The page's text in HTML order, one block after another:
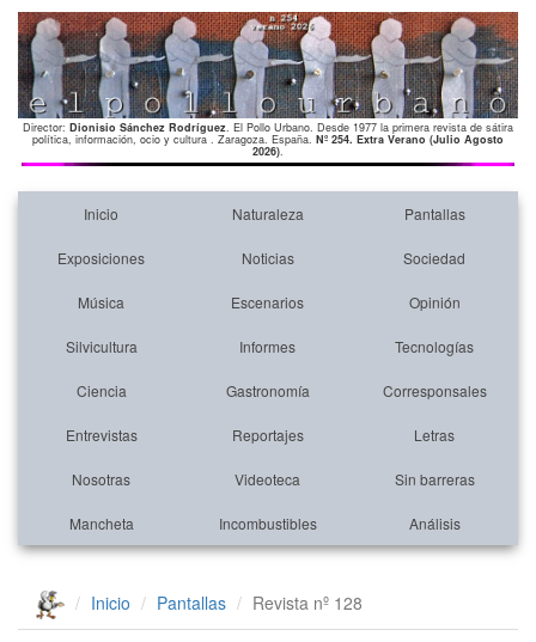
Director: Dionisio Sánchez Rodríguez. El Pollo Urbano. Desde 1977 la primera revista de sátira
política, información, ocio y cultura . Zaragoza. España. Nº 254. Extra Verano (Julio Agosto
2026).
Inicio Naturaleza Pantallas
Exposiciones Noticias Sociedad
Música Escenarios Opinión
Silvicultura Informes Tecnologías
Ciencia Gastronomía Corresponsales
Entrevistas Reportajes Letras
Nosotras Videoteca Sin barreras
Mancheta Incombustibles Análisis
Inicio Pantallas Revista nº 128